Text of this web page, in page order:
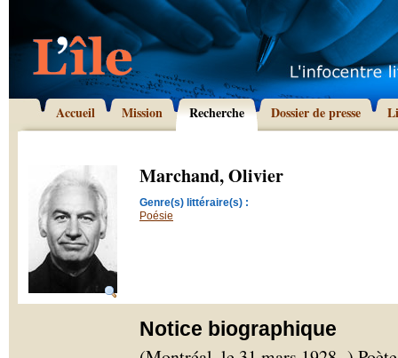
Accueil Mission Recherche Dossier de presse
Marchand, Olivier
Genre(s) littéraire(s) :
Poésie
Notice biographique